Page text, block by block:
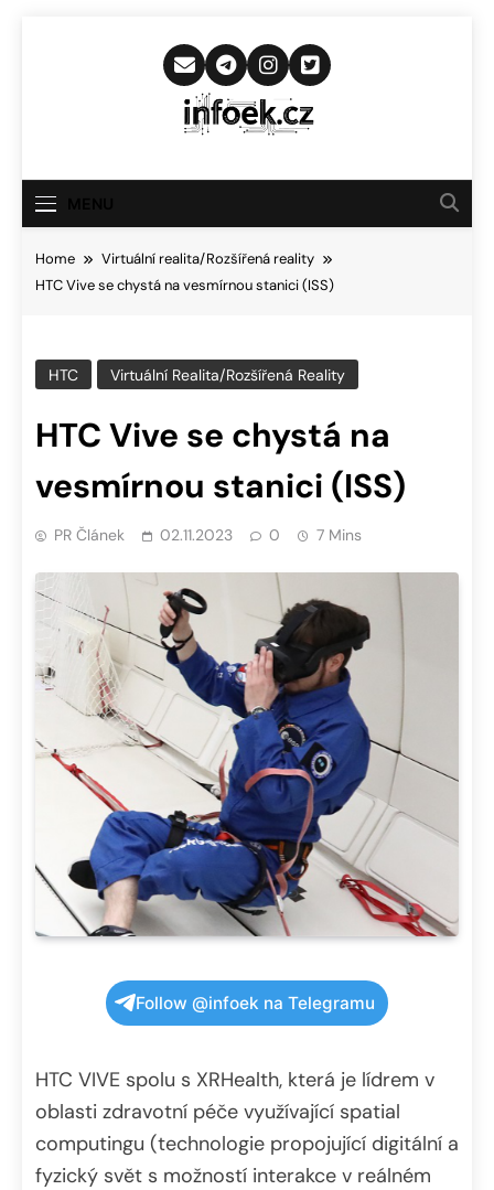
Infoek.cz
Novinkám
Home
Virtuální realita/Rozšířená reality
HTC Vive se chystá na vesmírnou stanici (ISS)
HTC Virtuální Realita/Rozšířená Reality
HTC Vive se chystá na
vesmírnou stanici (ISS)
PR Článek 02.11.2023 0 7 Mins
Follow @infoek na Telegramu
HTC VIVE spolu s XRHealth, která je lídrem v
oblasti zdravotní péče využívající spatial
computingu (technologie propojující digitální a
fyzický svět s možností interakce v reálném